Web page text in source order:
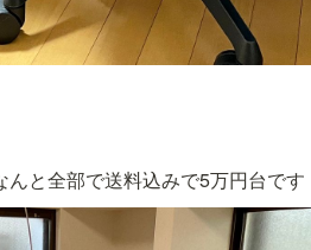
と全部で送料込みで5万円台です